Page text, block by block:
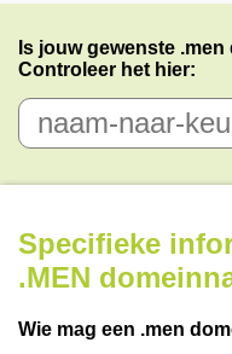
Is jouw gewenste
Controleer het hier:
Specifieke
.MEN
Wie mag een .men